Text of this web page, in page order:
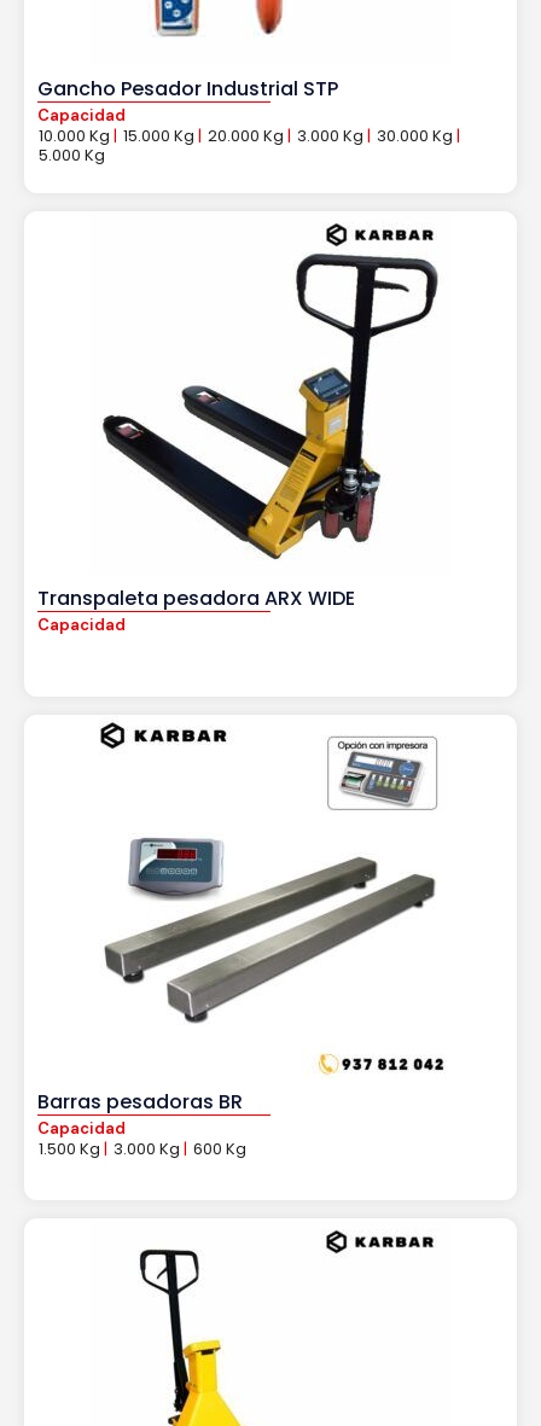
Gancho Pesador Industrial STP
Capacidad
10.000 Kg | 15.000 Kg | 20.000 Kg | 3.000 Kg | 30.000 Kg |
5.000 Kg
Transpaleta pesadora ARX WIDE
Capacidad
Barras pesadoras BR
Capacidad
1.500 Kg | 3.000 Kg | 600 Kg